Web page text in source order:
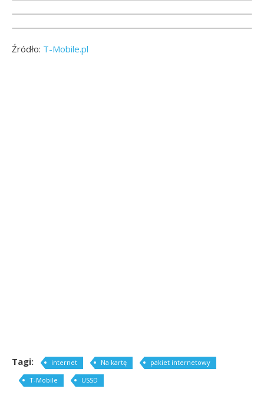
Źródło: T-Mobile.pl
Tagi: internet Na kartę
pakiet internetowy
T-Mobile
USSD